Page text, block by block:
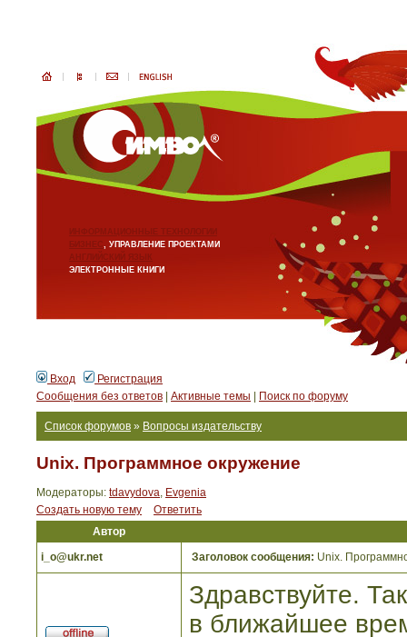
ИНФОРМАЦИОННЫЕ ТЕХНОЛОГИИ
БИЗНЕС, УПРАВЛЕНИЕ ПРОЕКТАМИ
АНГЛИЙСКИЙ ЯЗЫК
ЭЛЕКТРОННЫЕ КНИГИ
Вход
Регистрация
Сообщения без ответов
Активные темы Поиск по форуму
Список форумов » Вопросы издательству
Unix. Программное окружение
Модераторы: tdavydova, Evgenia
Создать новую тему
Ответить
Автор
i_o@ukr.net
Заголовок сообщения: Unix.
Здравствуйте.
в ближайшее